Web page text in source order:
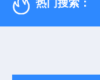
热门搜索：